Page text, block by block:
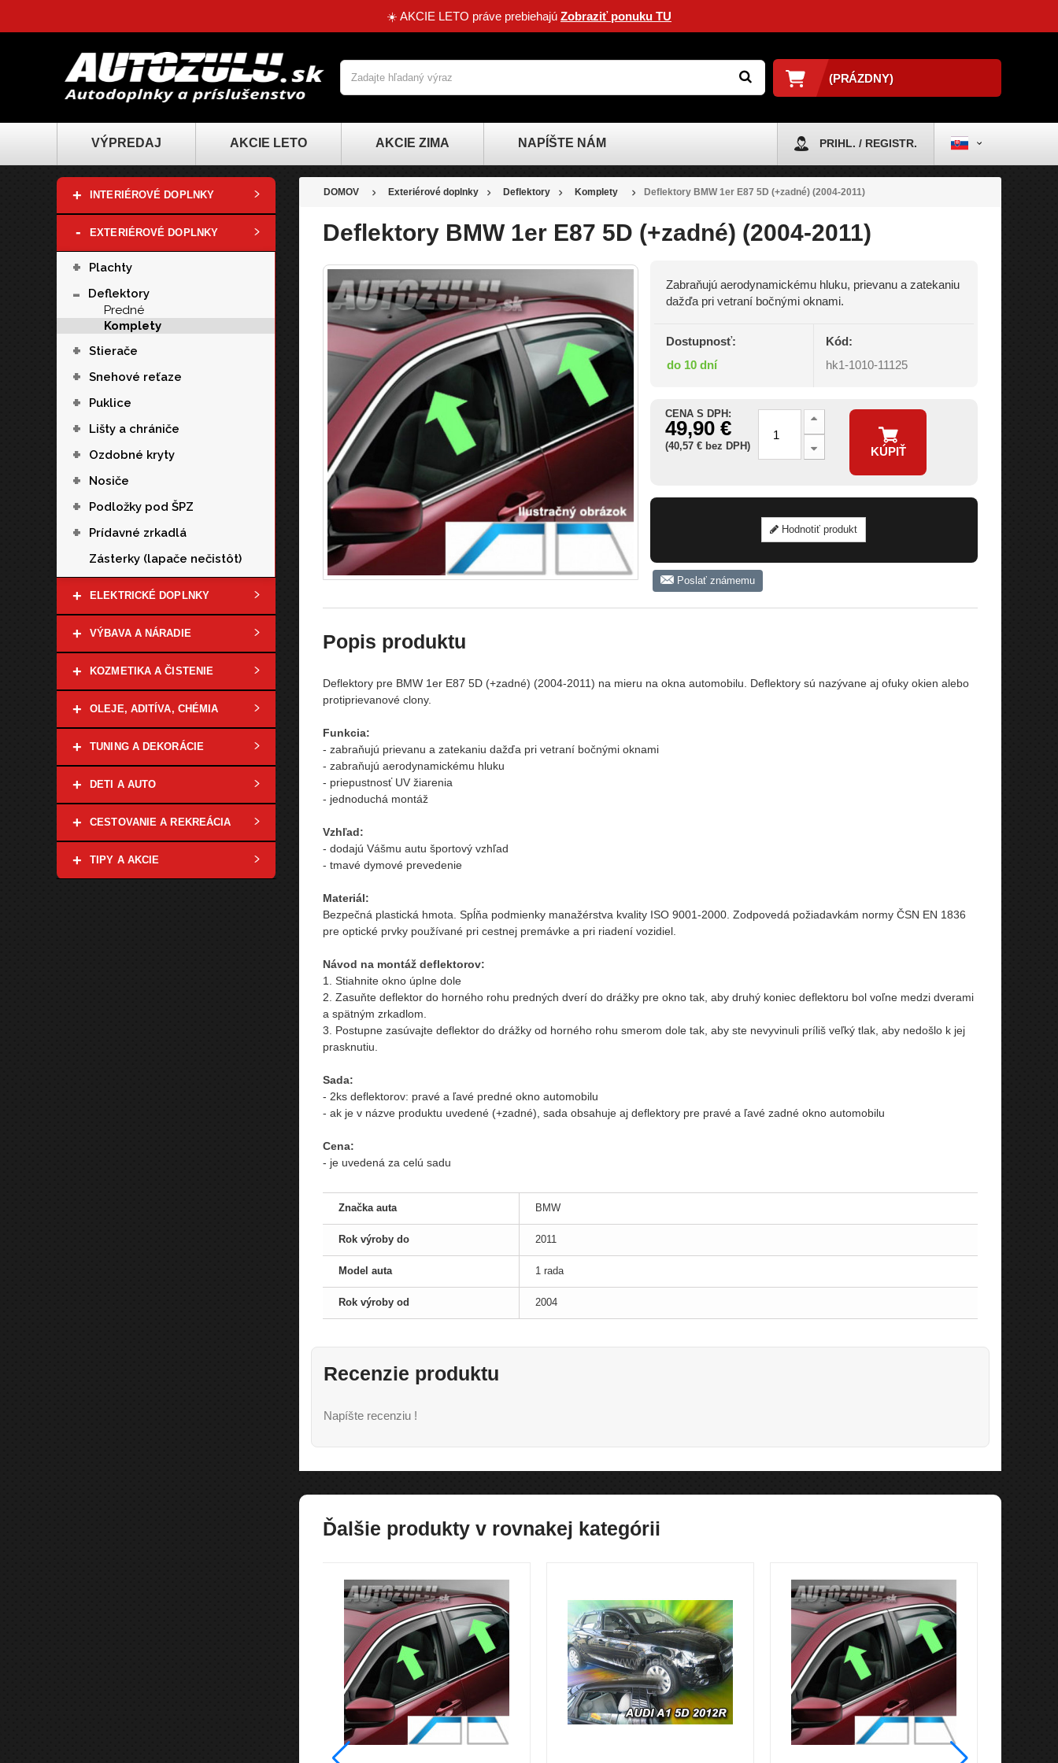
☀️ AKCIE LETO práve prebiehajú Zobraziť ponuku TU
(PRÁZDNY)
VÝPREDAJ AKCIE LETO AKCIE ZIMA NAPÍŠTE NÁM PRIHL. / REGISTR.
+ INTERIÉROVÉ DOPLNKY
- EXTERIÉROVÉ DOPLNKY
+ Plachty
-
Deflektory
Predné
Komplety
+ Stierače
+ Snehové reťaze
+ Puklice
+ Lišty a chrániče
+ Ozdobné kryty
+ Nosiče
+ Podložky pod ŠPZ
+
Prídavné zrkadlá
Zásterky (lapače nečistôt)
+ ELEKTRICKÉ DOPLNKY
+ VÝBAVA A NÁRADIE
+ KOZMETIKA A ČISTENIE
+ OLEJE, ADITÍVA, CHÉMIA
+ TUNING A DEKORÁCIE
+ DETI A AUTO
+ CESTOVANIE A REKREÁCIA
+ TIPY A AKCIE
DOMOV Exteriérové doplnky Deflektory Komplety Deflektory BMW 1er E87 5D (+zadné) (2004-2011)
Deflektory BMW 1er E87 5D (+zadné) (2004-2011)
Zabraňujú aerodynamickému hluku, prievanu a zatekaniu
dažďa pri vetraní bočnými oknami.
Dostupnosť:
do 10 dní
Kód:
hk1-1010-11125
CENA S DPH:
49,90 €
(40,57 € bez DPH) KÚPIŤ
Hodnotiť produkt
Poslať známemu
Popis produktu
Deflektory pre BMW 1er E87 5D (+zadné) (2004-2011) na mieru na okna automobilu. Deflektory sú nazývane aj ofuky okien alebo
protiprievanové clony.
Funkcia:
- zabraňujú prievanu a zatekaniu dažďa pri vetraní bočnými oknami
- zabraňujú aerodynamickému hluku
- priepustnosť UV žiarenia
- jednoduchá montáž
Vzhľad:
- dodajú Vášmu autu športový vzhľad
- tmavé dymové prevedenie
Materiál:
Bezpečná plastická hmota. Spĺňa podmienky manažérstva kvality ISO 9001-2000. Zodpovedá požiadavkám normy ČSN EN 1836
pre optické prvky používané pri cestnej premávke a pri riadení vozidiel.
Návod na montáž deflektorov:
1. Stiahnite okno úplne dole
2. Zasuňte deflektor do horného rohu predných dverí do drážky pre okno tak, aby druhý koniec deflektoru bol voľne medzi dverami
a spätným zrkadlom.
3. Postupne zasúvajte deflektor do drážky od horného rohu smerom dole tak, aby ste nevyvinuli príliš veľký tlak, aby nedošlo k jej
prasknutiu.
Sada:
- 2ks deflektorov: pravé a ľavé predné okno automobilu
- ak je v názve produktu uvedené (+zadné), sada obsahuje aj deflektory pre pravé a ľavé zadné okno automobilu
Cena:
- je uvedená za celú sadu
Značka auta BMW
Rok výroby do 2011
Model auta 1 rada
Rok výroby od 2004
Recenzie produktu
Napíšte recenziu !
Ďalšie produkty v rovnakej kategórii